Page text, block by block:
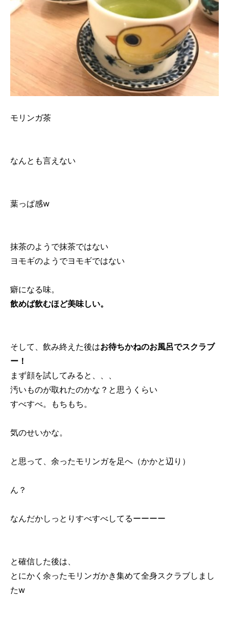
モリンガ茶
なんとも言えない
葉っぱ感w
抹茶のようで抹茶ではない
ヨモギのようでヨモギではない
癖になる味。
飲めば飲むほど美味しい。
そして、飲み終えた後はお待ちかねのお風呂でスクラブ
ー！
まず顔を試してみると、、、
汚いものが取れたのかな？と思うくらい
すべすべ。もちもち。
気のせいかな。
と思って、余ったモリンガを足へ（かかと辺り）
ん？
なんだかしっとりすべすべしてるーーーー
と確信した後は、
とにかく余ったモリンガかき集めて全身スクラブしまし
たw